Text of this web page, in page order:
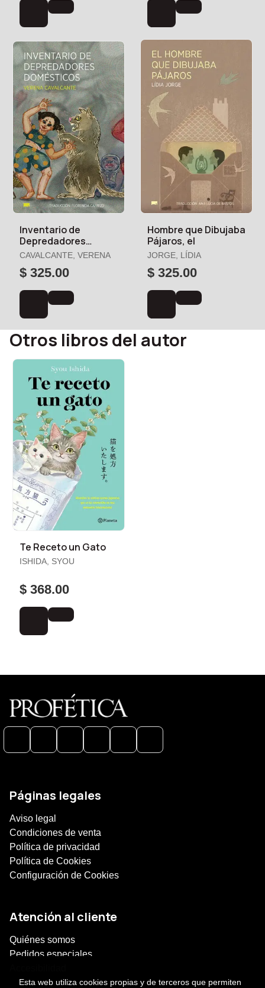
Inventario de
Depredadores
Domésticos
CAVALCANTE, VERENA
$ 325.00
Hombre que Dibujaba
Pájaros, el
JORGE, LÍDIA
$ 325.00
Otros libros del autor
Te Receto un Gato
ISHIDA, SYOU
$ 368.00
Páginas legales
Aviso legal
Condiciones de venta
Política de privacidad
Política de Cookies
Configuración de Cookies
Atención al cliente
Quiénes somos
Pedidos especiales
Esta web utiliza cookies propias y de terceros que permiten